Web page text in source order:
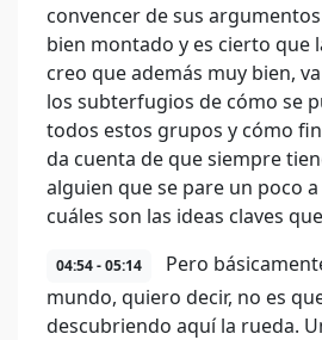
convencer de sus
bien montado y es cierto que
creo que además muy bien,
los subterfugios de cómo se
todos estos grupos y cómo
da cuenta de que siempre
alguien que se pare un poco
cuáles son las ideas claves
04:54 - 05:14
Pero
mundo, quiero decir, no es
descubriendo aquí la rueda.